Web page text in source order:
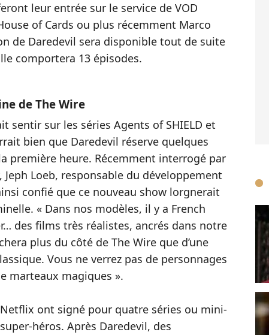
leur entrée sur le service de VOD
of Cards ou plus récemment Marco
de Daredevil sera disponible tout de suite
comportera 13 épisodes.
de The Wire
sentir sur les séries Agents of SHIELD et
bien que Daredevil réserve quelques
première heure. Récemment interrogé par
Loeb, responsable du développement
confié que ce nouveau show lorgnerait
« Dans nos modèles, il y a French
des films très réalistes, ancrés dans notre
plus du côté de The Wire que d’une
Vous ne verrez pas de personnages
marteaux magiques ».
ont signé pour quatre séries ou mini-
héros. Après Daredevil, des